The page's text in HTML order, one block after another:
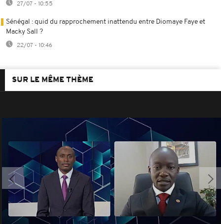
27/07 - 10:55
Sénégal : quid du rapprochement inattendu entre Diomaye Faye et
Macky Sall ?
22/07 - 10:46
SUR LE MÊME THÈME